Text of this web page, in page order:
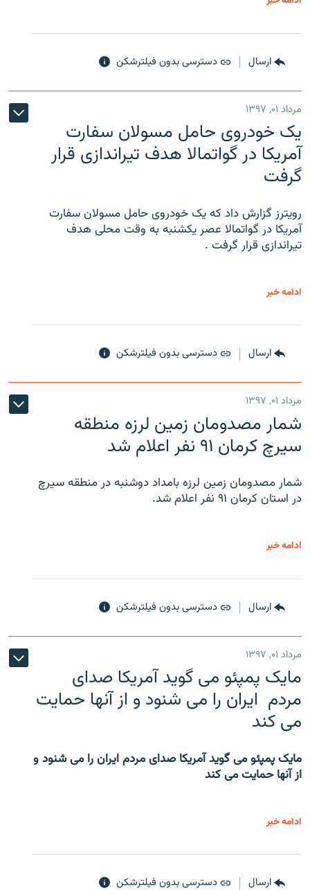
ارسال دسترسی بدون فیلترشکن
مرداد ۰۱, ۱۳۹۷
یک خودروی حامل مسولان سفارت
آمریکا در گواتمالا هدف تیراندازی قرار
گرفت
رویترز گزارش داد که یک خودروی حامل مسولان سفارت
آمریکا در گواتمالا عصر یکشنبه به وقت محلی هدف
تیراندازی قرار گرفت .
ادامه خبر
ارسال دسترسی بدون فیلترشکن
مرداد ۰۱, ۱۳۹۷
شمار مصدومان زمین لرزه منطقه
سیرچ کرمان ۹۱ نفر اعلام شد
شمار مصدومان زمین لرزه بامداد دوشنبه در منطقه سیرچ
در استان کرمان ۹۱ نفر اعلام شد.
ادامه خبر
ارسال دسترسی بدون فیلترشکن
مرداد ۰۱, ۱۳۹۷
مایک پمپئو می گوید آمریکا صدای
مردم ایران را می شنود و از آنها حمایت
می کند
مایک پمپئو می گوید آمریکا صدای مردم ایران را می شنود و
از آنها حمایت می کند
ادامه خبر
ارسال دسترسی بدون فیلترشکن